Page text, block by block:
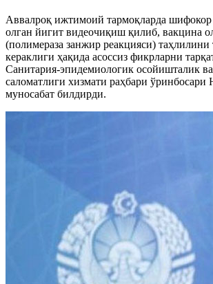
Аввалроқ ижтимоий тармоқларда
олган йигит видеочиқиш қилиб, вакцина
(полимераза занжир реакцияси)
кераклиги ҳақида асоссиз фикрларни
Санитария-эпидемиологик осойишталик
саломатлиги хизмати раҳбари ўринбосари
муносабат билдирди.